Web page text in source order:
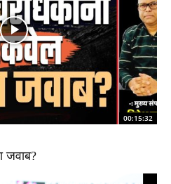
00:15:32
जवाब?